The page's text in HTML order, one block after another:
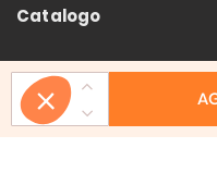
Catalogo
Chi siamo?